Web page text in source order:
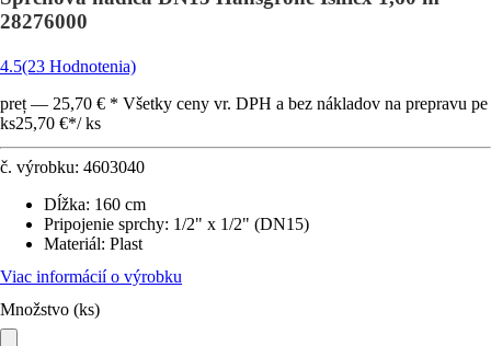
28276000
4.5(23 Hodnotenia)
preț — 25,70 € * Všetky ceny vr. DPH a bez nákladov na prepravu pe
ks25,70 €*/ ks
č. výrobku: 4603040
Dĺžka: 160 cm
Pripojenie sprchy: 1/2" x 1/2" (DN15)
Materiál: Plast
Viac informácií o výrobku
Množstvo (ks)